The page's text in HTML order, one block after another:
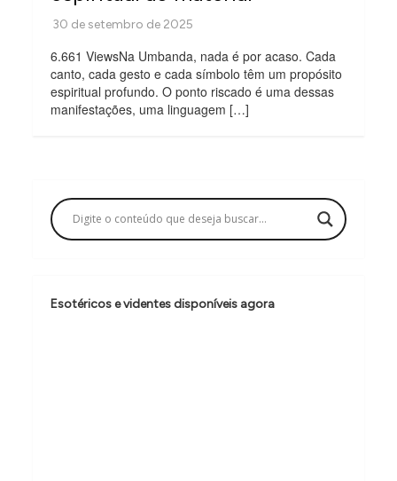
6.661 ViewsNa Umbanda, nada é por acaso. Cada
canto, cada gesto e cada símbolo têm um propósito
espiritual profundo. O ponto riscado é uma dessas
manifestações, uma linguagem […]
Esotéricos e videntes disponíveis agora